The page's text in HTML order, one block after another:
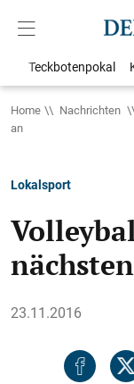
Teckbotenpokal
Home Nachrichten
an
Lokalsport
23.11.2016